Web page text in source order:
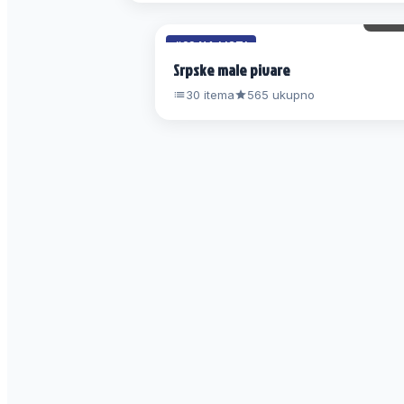
#22 NA LISTI
Srpske male pivare
30 itema 565 ukupno